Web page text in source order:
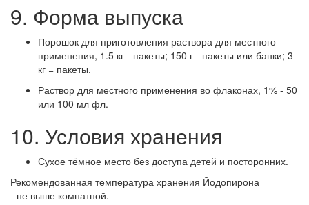
9. Форма выпуска
Порошок для приготовления раствора для местного
применения, 1.5 кг - пакеты; 150 г - пакеты или банки; 3
кг = пакеты.
Раствор для местного применения во флаконах, 1% - 50
или 100 мл фл.
10. Условия хранения
Сухое тёмное место без доступа детей и посторонних.
Рекомендованная температура хранения Йодопирона
- не выше комнатной.